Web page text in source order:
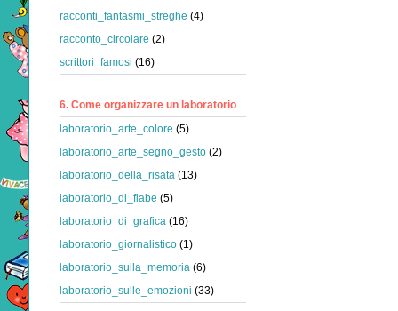
racconti_fantasmi_streghe (4)
racconto_circolare (2)
scrittori_famosi (16)
6. Come organizzare un laboratorio
laboratorio_arte_colore (5)
laboratorio_arte_segno_gesto (2)
laboratorio_della_risata (13)
laboratorio_di_fiabe (5)
laboratorio_di_grafica (16)
laboratorio_giornalistico (1)
laboratorio_sulla_memoria (6)
laboratorio_sulle_emozioni (33)